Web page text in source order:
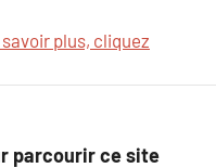
plus, cliquez
parcourir ce site